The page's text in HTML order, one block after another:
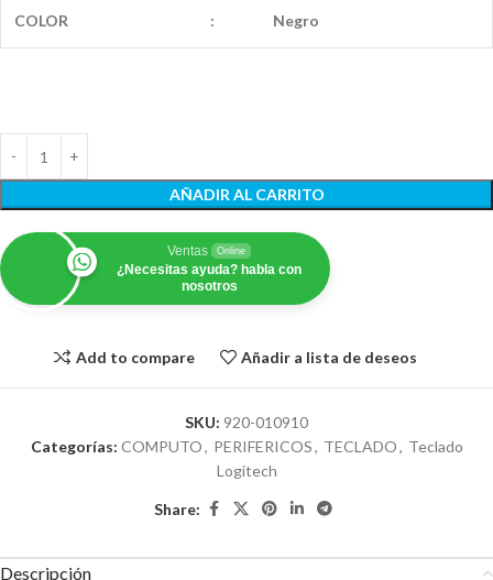
COLOR : Negro
AÑADIR AL CARRITO
Ventas Online
¿Necesitas ayuda? habla con
nosotros
Add to compare Añadir a lista de deseos
SKU: 920-010910
Categorías: COMPUTO, PERIFERICOS, TECLADO, Teclado
Logitech
Share:
Descripción